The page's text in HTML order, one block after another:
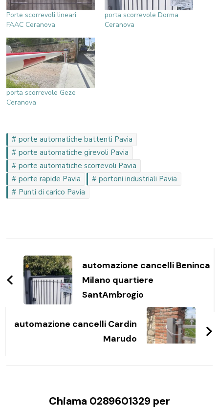
Porte scorrevoli lineari
FAAC Ceranova
porta scorrevole Dorma
Ceranova
porta scorrevole Geze
Ceranova
porte automatiche battenti Pavia
porte automatiche girevoli Pavia
porte automatiche scorrevoli Pavia
porte rapide Pavia
portoni industriali Pavia
Punti di carico Pavia
articoli
automazione cancelli Beninca
Milano quartiere
SantAmbrogio
automazione cancelli Cardin
Marudo
Chiama 0289601329 per